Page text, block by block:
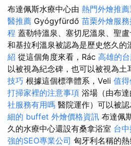
布達佩斯水療中心由 熱門外燴推
醫推薦 Gyógyfürdő 苗栗外燴服
程 蓋勒特溫泉、塞切尼溫泉、聖
和基拉利溫泉被認為是歷史悠久的
紹 從這個角度來看，Rác 高雄的
以被視為紀念碑，也可以被視為
技巧 根據這個標準體系，Veli 值
打掃家裡的注意事項 浴場（由布
社服務有用嗎 醫院運作）可以被
細的 buffet 外燴價格資訊 布達佩
久的水療中心還設有桑拿浴室 台
強的SEO專業公司 匈牙利名稱的